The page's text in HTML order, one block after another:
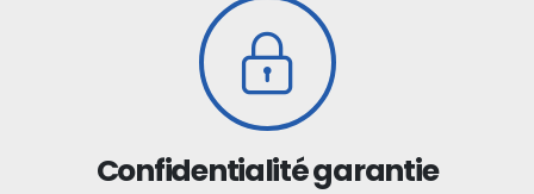
Confidentialité garantie